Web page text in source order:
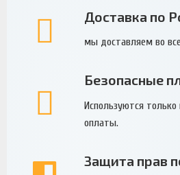
Доставка по
мы доставляем во
Безопасные
Используются
оплаты.
Защита прав